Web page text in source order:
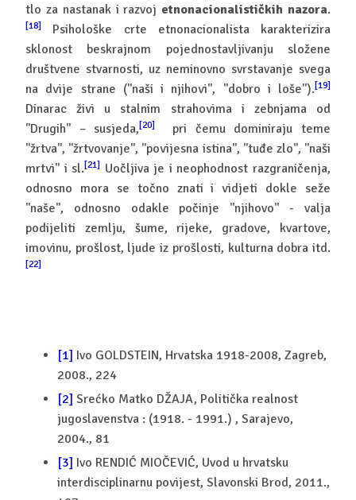
tlo za nastanak i razvoj etnonacionalističkih nazora.
[18]
Psihološke crte etnonacionalista karakterizira
sklonost beskrajnom pojednostavljivanju složene
društvene stvarnosti, uz neminovno svrstavanje svega
na dvije strane (''naši i njihovi'', ''dobro i loše'').[19]
Dinarac živi u stalnim strahovima i zebnjama od
''Drugih'' – susjeda,[20]
pri čemu dominiraju teme
''žrtva'', ''žrtvovanje'', ''povijesna istina'', ''tuđe zlo'', ''naši
mrtvi'' i sl.[21] Uočljiva je i neophodnost razgraničenja,
odnosno mora se točno znati i vidjeti dokle seže
''naše'', odnosno odakle počinje ''njihovo'' - valja
podijeliti zemlju, šume, rijeke, gradove, kvartove,
imovinu, prošlost, ljude iz prošlosti, kulturna dobra itd.
[22]
[1] Ivo GOLDSTEIN, Hrvatska 1918-2008, Zagreb,
2008., 224
[2] Srećko Matko DŽAJA, Politička realnost
jugoslavenstva : (1918. - 1991.) , Sarajevo,
2004., 81
[3] Ivo RENDIĆ MIOČEVIĆ, Uvod u hrvatsku
interdisciplinarnu povijest, Slavonski Brod, 2011.,